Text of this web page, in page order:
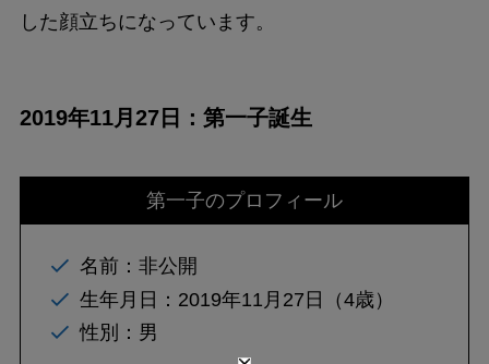
した顔立ちになっています。
2019年11月27日：第一子誕生
第一子のプロフィール
名前：非公開
生年月日：2019年11月27日（4歳）
性別：男